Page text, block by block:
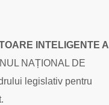
INTELIGENTE A
NAȚIONAL DE
legislativ pentru